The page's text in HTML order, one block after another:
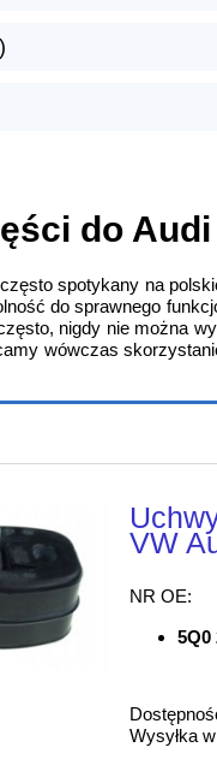
do Audi
spotykany na
do sprawnego
nigdy nie można
wówczas
VW
NR OE:
5Q0
Wysyłka